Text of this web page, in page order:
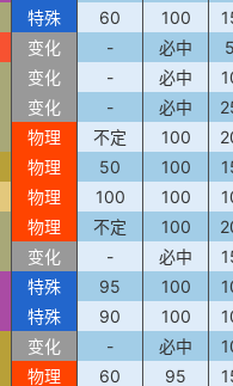
特殊 60 100
变化 - 必中 5
变化 - 必中
变化 - 必中
物理 不定 100
物理 50 100
物理 100 100
物理 不定 100
变化 - 必中
特殊 95 100
特殊 90 100
变化 - 必中
物理 60 95